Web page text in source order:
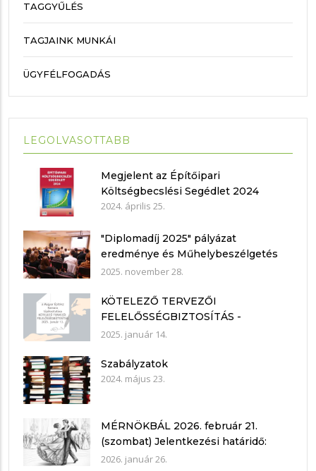
TAGGYŰLÉS
TAGJAINK MUNKÁI
ÜGYFÉLFOGADÁS
LEGOLVASOTTABB
Megjelent az Építőipari
Költségbecslési Segédlet 2024
2024. április 25.
"Diplomadíj 2025" pályázat
eredménye és Műhelybeszélgetés
2025.11.21.
2025. november 28.
KÖTELEZŐ TERVEZŐI
FELELŐSSÉGBIZTOSÍTÁS -
nyilatkozat mintákkal
2025. január 14.
Szabályzatok
2024. május 23.
MÉRNÖKBÁL 2026. február 21.
(szombat) Jelentkezési határidő:
2026. február 15.
2026. január 26.